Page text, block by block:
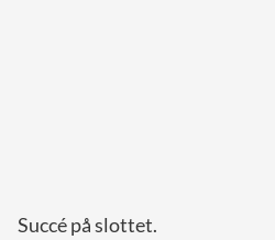
Succé på slottet.